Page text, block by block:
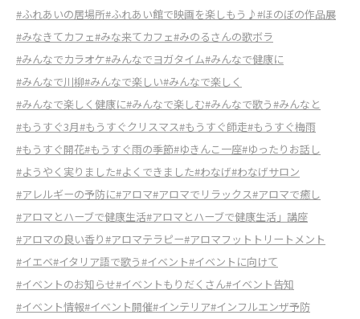
#ふれあいの居場所#ふれあい館で映画を楽しもう♪#ほのぼの作品展
#みなきてカフェ#みな来てカフェ#みのるさんの歌ボラ
#みんなでカラオケ#みんなでヨガタイム#みんなで健康に
#みんなで川柳#みんなで楽しい#みんなで楽しく
#みんなで楽しく健康に#みんなで楽しむ#みんなで歌う#みんなと
#もうすぐ3月#もうすぐクリスマス#もうすぐ師走#もうすぐ梅雨
#もうすぐ開花#もうすぐ雨の季節#ゆきんこ一座#ゆったりお話し
#ようやく実りました#よくできました#わなげ#わなげサロン
#アレルギーの予防に#アロマ#アロマでリラックス#アロマで癒し
#アロマとハーブで健康生活#アロマとハーブで健康生活」講座
#アロマの良い香り#アロマテラピー#アロマフットトリートメント
#イエベ#イタリア語で歌う#イベント#イベントに向けて
#イベントのお知らせ#イベントもりだくさん#イベント告知
#イベント情報#イベント開催#インテリア#インフルエンザ予防